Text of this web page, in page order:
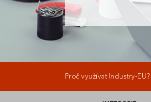
Proč využívat Industry-EU?